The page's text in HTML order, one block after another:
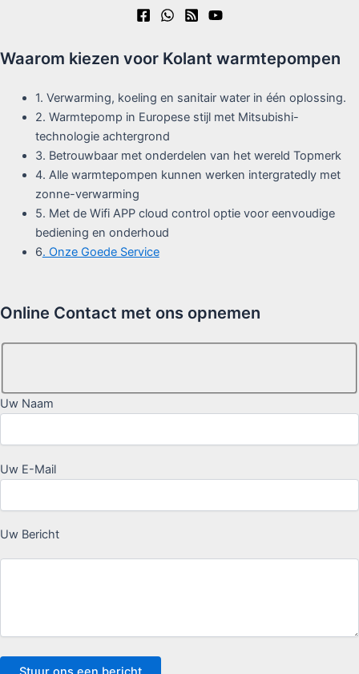
Waarom kiezen voor Kolant warmtepompen
1. Verwarming, koeling en sanitair water in één oplossing.
2. Warmtepomp in Europese stijl met Mitsubishi-
technologie achtergrond
3. Betrouwbaar met onderdelen van het wereld Topmerk
4. Alle warmtepompen kunnen werken intergratedly met
zonne-verwarming
5. Met de Wifi APP cloud control optie voor eenvoudige
bediening en onderhoud
6. Onze Goede Service
Online Contact met ons opnemen
Uw Naam
Uw E-Mail
Uw Bericht